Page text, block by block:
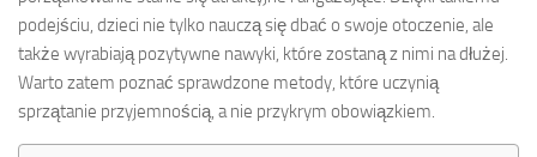
podejściu, dzieci nie tylko nauczą się dbać o swoje otoczenie, ale
także wyrabiają pozytywne nawyki, które zostaną z nimi na dłużej.
Warto zatem poznać sprawdzone metody, które uczynią
sprzątanie przyjemnością, a nie przykrym obowiązkiem.